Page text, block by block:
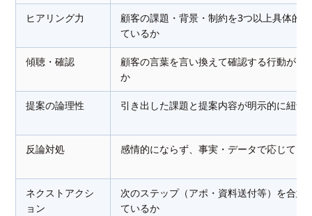
ヒアリング力
顧客の課題・背景・制約を3つ以上具体的
ているか
傾聴・確認
顧客の言葉を言い換えて確認する行動が1
か
提案の論理性 引き出した課題と提案内容が明示的に紐づ
反論対処 感情的にならず、事実・データで応じてい
ネクストアクシ
ョン
次のステップ（アポ・資料送付等）を合意
ているか